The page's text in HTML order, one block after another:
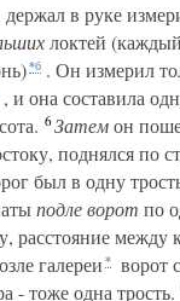
держал в руке
локтей
*б . Он измерил
, и она составила
6Затемон
поднялся по
был в одну
подле ворот по
расстояние между
галереи *
ворот
- тоже одна трость.